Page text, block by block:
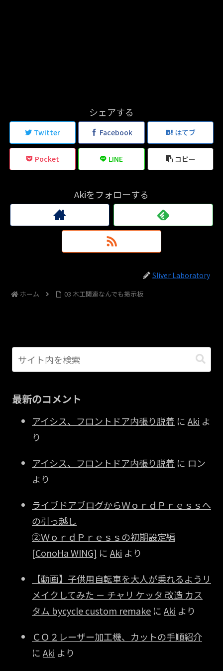
シェアする
Twitter Facebook はてブ
Pocket LINE コピー
Akiをフォローする
Sliver Laboratory
ホーム 03 木工関連なんでも掲示板
最新のコメント
アイシス、フロントドア内張り脱着 に Aki よ
り
アイシス、フロントドア内張り脱着 に ロン
より
ライブドアブログからＷｏｒｄＰｒｅｓｓへ
の引っ越し
②ＷｏｒｄＰｒｅｓｓの初期設定編
[ConoHa WING] に Aki より
【動画】子供用自転車を大人が乗れるようリ
メイクしてみた － チャリ ケッタ 改造 カス
タム bycycle custom remake に Aki より
ＣＯ２レーザー加工機、カットの手順紹介
に Aki より